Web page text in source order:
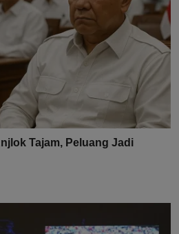
Tajam, Peluang Jadi